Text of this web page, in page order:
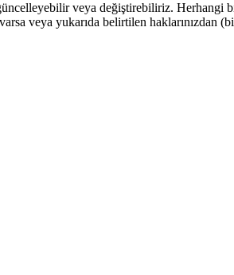
veya değiştirebiliriz. Herhangi
veya yukarıda belirtilen haklarınızdan